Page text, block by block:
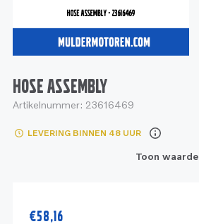
Motoren
Onderdelen
Service
Motoren
Service en onderhoud
Reman - Bedrijfsvaart
HOSE ASSEMBLY
Artikelnummer: 23616469
LEVERING BINNEN 48 UUR
Toon waarde
€58,16